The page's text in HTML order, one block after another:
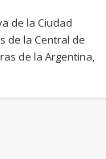
de la Ciudad
de la Central de
de la Argentina,